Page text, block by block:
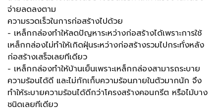
จ่ายลดลงตาม
ความรวดเร็วในการก่อสร้างไปด้วย
- เหล็กกล่องทำให้ลดปัญหาระหว่างก่อสร้างได้เพราะการใช้
เหล็กกล่องไม่ทำให้เกิดฝุ่นระหว่างก่อสร้างรวมไปกระทั่งหลัง
ก่อสร้างเสร็จเลยทีเดียว
- เหล็กกล่องทำให้บ้านเย็นเพราะเหล็กกล่องสามารถระบาย
ความร้อนได้ดี และไม่กักเก็บความร้อนภายในตัวมากนัก จึง
ทำให้ระบายความร้อนได้ดีกว่าโครงสร้างคอนกรีต หรือไม้บาง
ชนิดเลยทีเดียว